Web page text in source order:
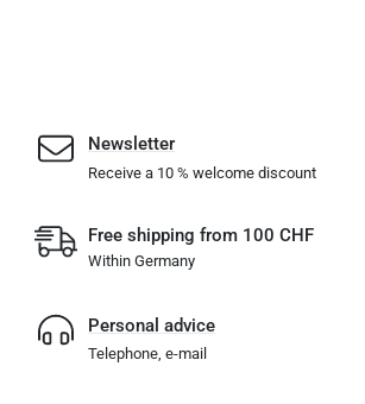
Newsletter
Receive a 10 % welcome discount
Free shipping from 100 CHF
Within Germany
Personal advice
Telephone, e-mail